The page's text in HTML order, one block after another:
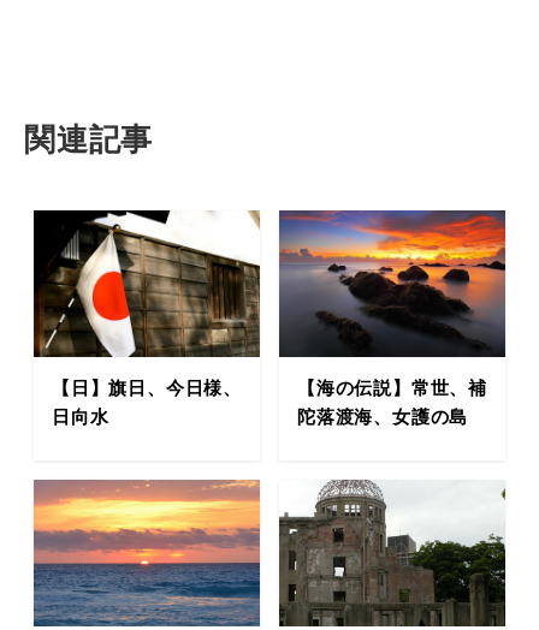
関連記事
【日】旗日、今日様、
日向水
【海の伝説】常世、補
陀落渡海、女護の島